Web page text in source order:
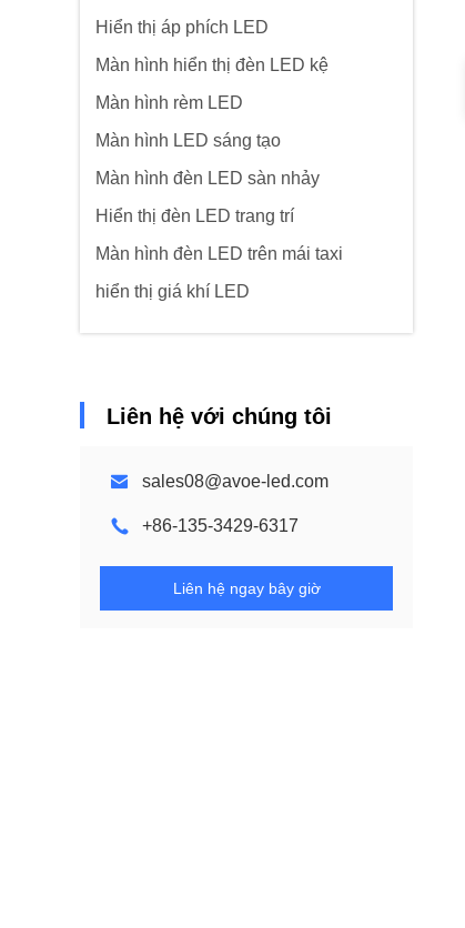
Hiển thị áp phích LED
Màn hình hiển thị đèn LED kệ
Màn hình rèm LED
Màn hình LED sáng tạo
Màn hình đèn LED sàn nhảy
Hiển thị đèn LED trang trí
Màn hình đèn LED trên mái taxi
hiển thị giá khí LED
Liên hệ với chúng tôi
sales08@avoe-led.com
+86-135-3429-6317
Liên hệ ngay bây giờ